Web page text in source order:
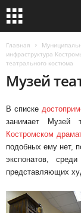
Главная
инфраструктура
театрального костюма
Музей
В списке
занимает Музей
Костромском
подобных ему нет,
экспонатов,
представляющих